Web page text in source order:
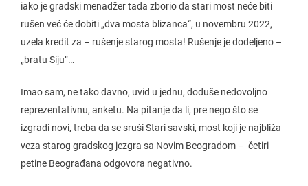
iako je gradski menadžer tada zborio da stari most neće biti
rušen već će dobiti „dva mosta blizanca“, u novembru 2022,
uzela kredit za – rušenje starog mosta! Rušenje je dodeljeno –
„bratu Siju“…
Imao sam, ne tako davno, uvid u jednu, doduše nedovoljno
reprezentativnu, anketu. Na pitanje da li, pre nego što se
izgradi novi, treba da se sruši Stari savski, most koji je najbliža
veza starog gradskog jezgra sa Novim Beogradom – četiri
petine Beograđana odgovora negativno.